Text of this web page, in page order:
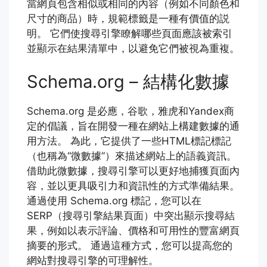
當網頁包含相似或相同的內容（例如不同顏色和
尺寸的商品）時，規範標籤是一種有價值的説
明。 它們使搜尋引擎瞭解哪些頁面應該被索引
並顯示在結果清單中，以避免它們被視為重複。
Schema.org – 結構化數據
Schema.org 是必應，谷歌，雅虎和Yandex商
定的倡議，旨在開發一種在網站上構建數據的通
用方法。 為此，它提供了一些HTML標記標記
（也稱為“微數據”）來描述網站上的語義資訊。
借助此微數據，搜尋引擎可以更好地捕獲頁面內
容，並以更具吸引力和資訊性的方式準備結果。
通過使用 Schema.org 標記，您可以在
SERP（搜尋引擎結果頁面）中突出顯示搜尋結
果，例如以表示評論、價格和可用性的豐富網頁
摘要的形式。 通過這種方式，您可以提高您的
網站對搜尋引擎的可理解性。